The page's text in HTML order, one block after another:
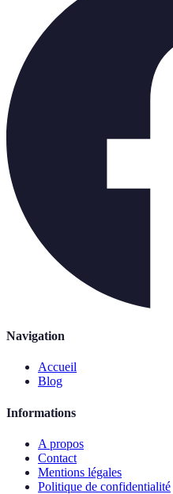
Navigation
Accueil
Blog
Informations
A propos
Contact
Mentions légales
Politique de confidentialité